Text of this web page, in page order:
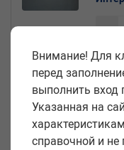
Стремянка
Г-3302 (Кр.Этна)
Артикул:
270700-8500074-СБ
Код:
Внимание! Для
перед
выполнить вход
Указанная на
справочной и не